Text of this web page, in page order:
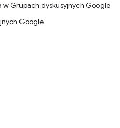
Grupach dyskusyjnych Google
Google